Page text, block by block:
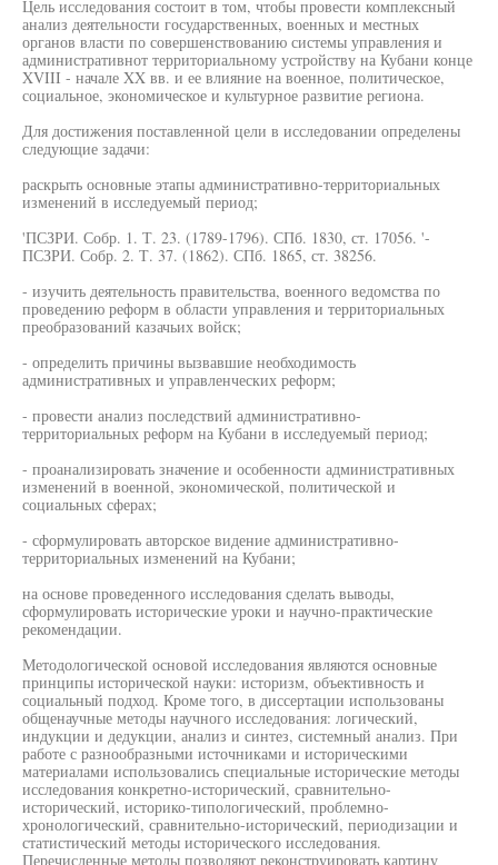
Цель исследования состоит в том, чтобы провести комплексный
анализ деятельности государственных, военных и местных
органов власти по совершенствованию системы управления и
административнот территориальному устройству на Кубани конце
XVIII - начале XX вв. и ее влияние на военное, политическое,
социальное, экономическое и культурное развитие региона.
Для достижения поставленной цели в исследовании определены
следующие задачи:
раскрыть основные этапы административно-территориальных
изменений в исследуемый период;
'ПСЗРИ. Собр. 1. Т. 23. (1789-1796). СПб. 1830, ст. 17056. '-
ПСЗРИ. Собр. 2. Т. 37. (1862). СПб. 1865, ст. 38256.
- изучить деятельность правительства, военного ведомства по
проведению реформ в области управления и территориальных
преобразований казачьих войск;
- определить причины вызвавшие необходимость
административных и управленческих реформ;
- провести анализ последствий административно-
территориальных реформ на Кубани в исследуемый период;
- проанализировать значение и особенности административных
изменений в военной, экономической, политической и
социальных сферах;
- сформулировать авторское видение административно-
территориальных изменений на Кубани;
на основе проведенного исследования сделать выводы,
сформулировать исторические уроки и научно-практические
рекомендации.
Методологической основой исследования являются основные
принципы исторической науки: историзм, объективность и
социальный подход. Кроме того, в диссертации использованы
общенаучные методы научного исследования: логический,
индукции и дедукции, анализ и синтез, системный анализ. При
работе с разнообразными источниками и историческими
материалами использовались специальные исторические методы
исследования конкретно-исторический, сравнительно-
исторический, историко-типологический, проблемно-
хронологический, сравнительно-исторический, периодизации и
статистический методы исторического исследования.
Перечисленные методы позволяют реконструировать картину